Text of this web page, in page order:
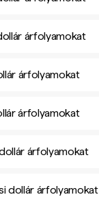
árfolyamokat
árfolyamokat
árfolyamokat
árfolyamokat
dollár árfolyamokat